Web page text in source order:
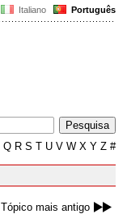
Italiano Português
Q R S T U V W X Y Z #
Tópico mais antigo